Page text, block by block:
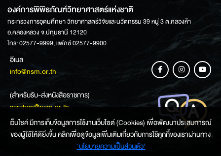
องค์การพิพิธภัณฑ์วิทยาศาสตร์แห่งชาติ
กระทรวงการอุดมศึกษา วิทยาศาสตร์วิจัยและนวัตกรรม 39 หมู่ 3 ต.คลองห้า
อ.คลองหลวง จ.ปทุมธานี 12120
โทร: 02577-9999, แฟกซ์ 02577-9900
อีเมล
info@nsm.or.th
(สำหรับรับ-ส่งหนังสือราชการ)
saraban@nsm.or.th
ช่องทางการสอบถามข้อมูล
เว็บไซค์ มีการเก็บข้อมูลการใช้งานเว็บไซต์ (Cookies) เพื่อพัฒนาประสบการณ์
ของผู้ใช้ให้ดียิ่งขึ้น คลิกเพื่อดูข้อมูลเพิ่มเติมเกี่ยวกับการใช้คุกกี้ของเราผ่านทาง
‘นโยบายความเป็นส่วนตัว'